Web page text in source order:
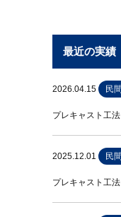
最近の実績
2026.04.15 民
プレキャスト工
2025.12.01 民
プレキャスト工